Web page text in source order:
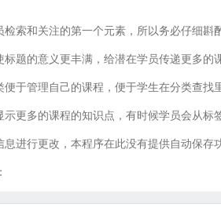
检索和关注的第一个元素，所以务必仔细
标题的意义更丰满，给潜在学员传递更多
便于管理自己的课程，便于学生在分类查
示更多的课程的知识点，有时候学员会从
息进行更改，本程序在此没有提供自动保